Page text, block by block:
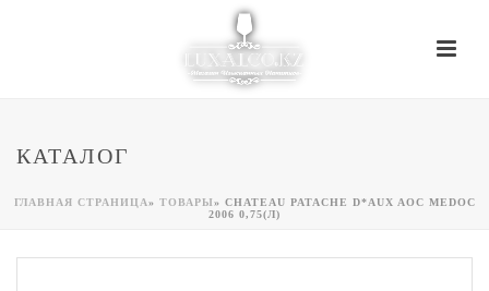
КАТАЛОГ
ГЛАВНАЯ СТРАНИЦА» ТОВАРЫ» CHATEAU PATACHE D*AUX AOC MEDOC
2006 0,75(Л)